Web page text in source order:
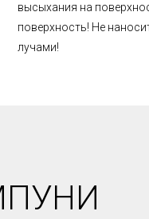
высыхания на
поверхность! Не
лучами!